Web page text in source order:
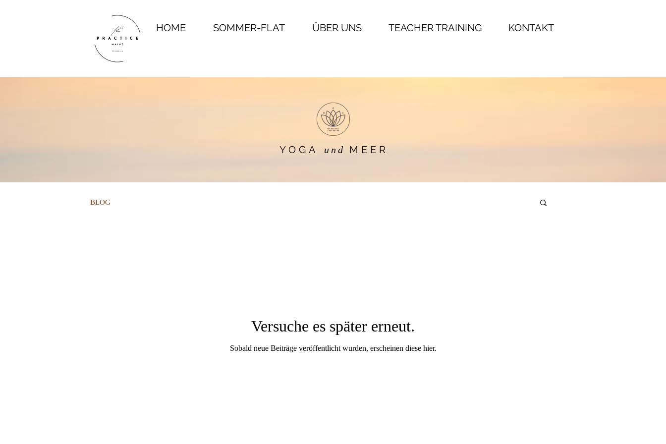
HOME SOMMER-FLAT ÜBER UNS TEACHER TRAINING KONTAKT
YOGA und MEER
BLOG
Versuche es später erneut.
Sobald neue Beiträge veröffentlicht wurden, erscheinen diese hier.